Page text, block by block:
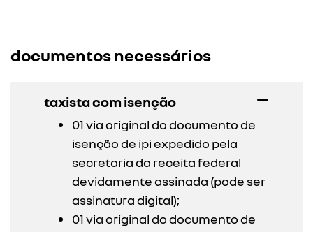
documentos necessários
taxista com isenção
01 via original do documento de
isenção de ipi expedido pela
secretaria da receita federal
devidamente assinada (pode ser
assinatura digital);
01 via original do documento de